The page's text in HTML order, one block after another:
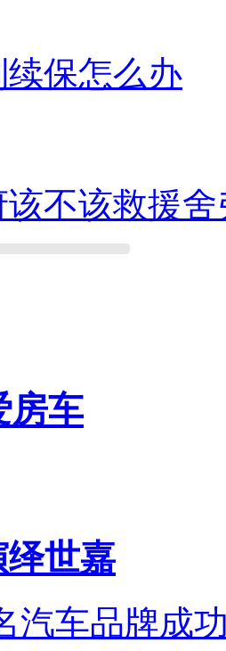
保怎么办
不该救援舍
房车
世嘉
汽车品牌成